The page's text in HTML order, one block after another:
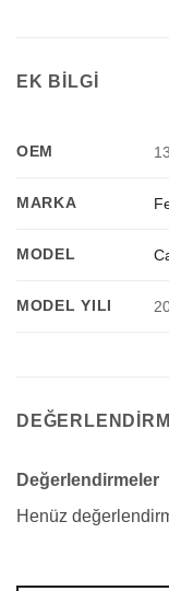
EK BILGI
OEM
MARKA
MODEL
MODEL YILI
Değerlendirmeler
Henüz